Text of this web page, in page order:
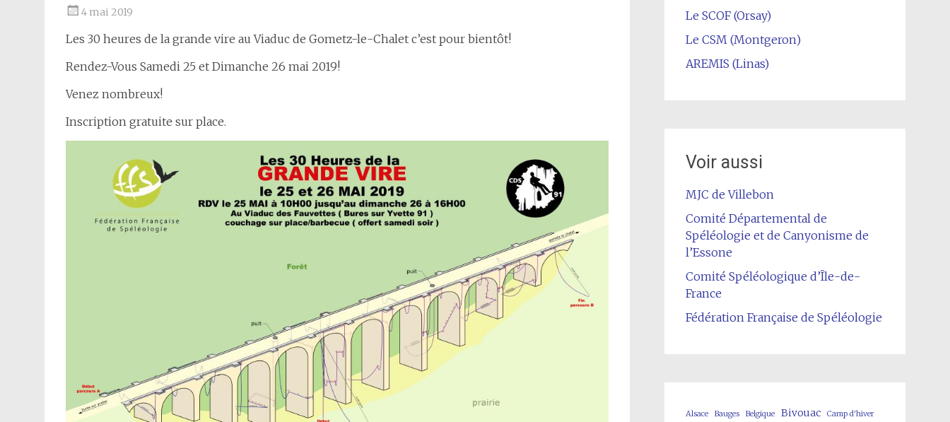
4 mai 2019
Les 30 heures de la grande vire au Viaduc de Gometz-le-Chalet c’est pour bientôt!
Rendez-Vous Samedi 25 et Dimanche 26 mai 2019!
Venez nombreux!
Inscription gratuite sur place.
Le SCOF (Orsay)
Le CSM (Montgeron)
AREMIS (Linas)
Voir aussi
MJC de Villebon
Comité Départemental de
Spéléologie et de Canyonisme de
l’Essone
Comité Spéléologique d’Île-de-
France
Fédération Française de Spéléologie
Alsace Bauges Belgique Bivouac Camp d'hiver